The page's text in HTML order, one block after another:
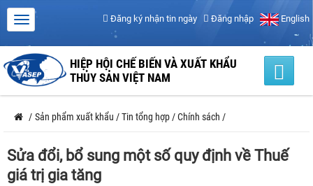
Đăng ký nhận tin ngày Đăng nhập English
HIỆP HỘI CHẾ BIẾN VÀ XUẤT KHẨU
THỦY SẢN VIỆT NAM
/ Sản phẩm xuất khẩu /Tin tổng hợp /Chính sách /
Sửa đổi, bổ sung một số quy định về Thuế
giá trị gia tăng